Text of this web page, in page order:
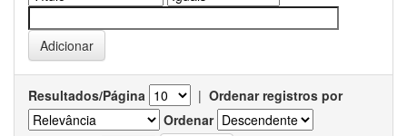
Resultados/Página | Ordenar registros por
Ordenar